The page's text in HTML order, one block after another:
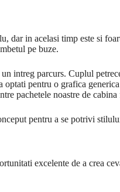
dar in acelasi timp este si
pe buze.
intreg parcurs. Cuplul
optati pentru o grafica
pachetele noastre de cabina
pentru a se potrivi
excelente de a crea